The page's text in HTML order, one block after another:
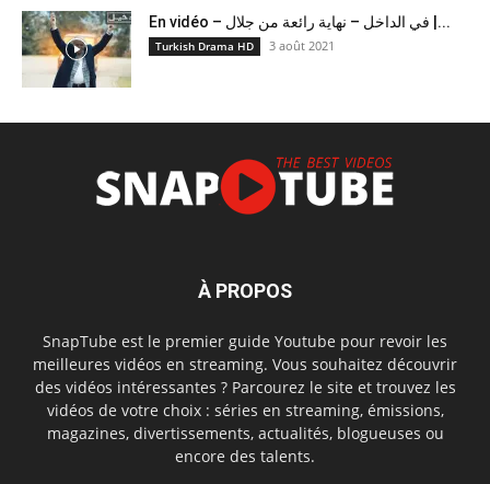
En vidéo – في الداخل – نهاية رائعة من جلال |...
Turkish Drama HD 3 août 2021
À PROPOS
SnapTube est le premier guide Youtube pour revoir les
meilleures vidéos en streaming. Vous souhaitez découvrir
des vidéos intéressantes ? Parcourez le site et trouvez les
vidéos de votre choix : séries en streaming, émissions,
magazines, divertissements, actualités, blogueuses ou
encore des talents.